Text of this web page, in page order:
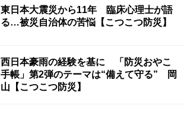
東日本大震災から11年 臨床心理士が語
る…被災自治体の苦悩【こつこつ防災】
西日本豪雨の経験を基に 「防災おやこ
手帳」第2弾のテーマは“備えて守る” 岡
山【こつこつ防災】